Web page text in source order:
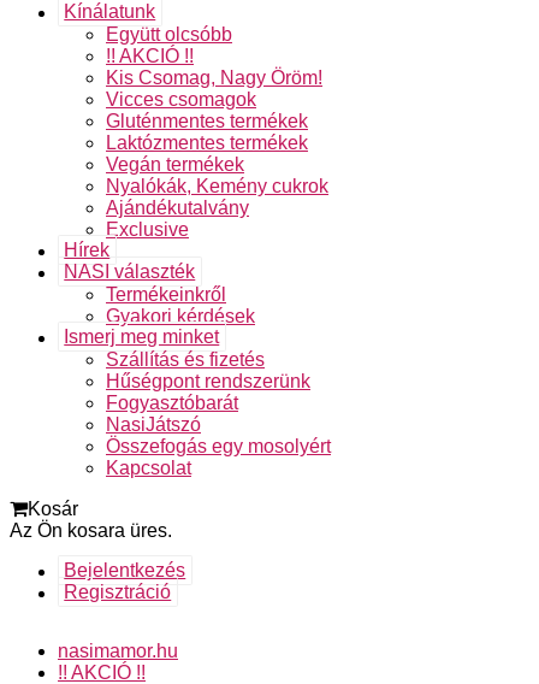
Kínálatunk
Együtt olcsóbb
!! AKCIÓ !!
Kis Csomag, Nagy Öröm!
Vicces csomagok
Gluténmentes termékek
Laktózmentes termékek
Vegán termékek
Nyalókák, Kemény cukrok
Ajándékutalvány
Exclusive
Hírek
NASI választék
Termékeinkről
Gyakori kérdések
Ismerj meg minket
Szállítás és fizetés
Hűségpont rendszerünk
Fogyasztóbarát
NasiJátszó
Összefogás egy mosolyért
Kapcsolat
Kosár
Az Ön kosara üres.
Bejelentkezés
Regisztráció
nasimamor.hu
!! AKCIÓ !!